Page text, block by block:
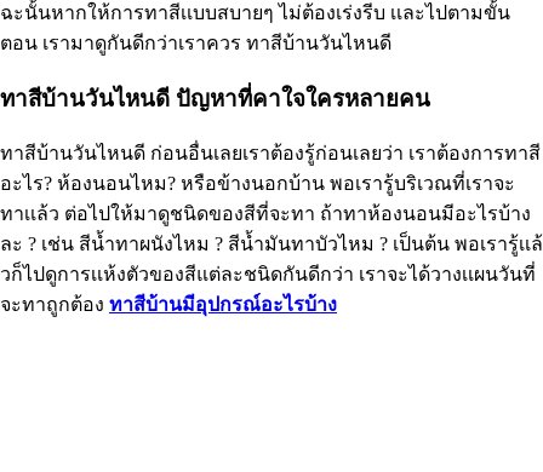
ฉะนั้นหากให้การทาสีเเบบสบายๆ ไม่ต้องเร่งรีบ เเละไปตามขั้น
ตอน เรามาดูกันดีกว่าเราควร ทาสีบ้านวันไหนดี
ทาสีบ้านวันไหนดี ปัญหาที่คาใจใครหลายคน
ทาสีบ้านวันไหนดี ก่อนอื่นเลยเราต้องรู้ก่อนเลยว่า เราต้องการทาสี
อะไร? ห้องนอนไหม? หรือข้างนอกบ้าน พอเรารู้บริเวณที่เราจะ
ทาเเล้ว ต่อไปให้มาดูชนิดของสีที่จะทา ถ้าทาห้องนอนมีอะไรบ้าง
ละ ? เช่น สีน้ำทาผนังไหม ? สีน้ำมันทาบัวไหม ? เป็นต้น พอเรารู้เเล้
วก็ไปดูการเเห้งตัวของสีแต่ละชนิดกันดีกว่า เราจะได้วางเเผนวันที่
จะทาถูกต้อง ทาสีบ้านมีอุปกรณ์อะไรบ้าง